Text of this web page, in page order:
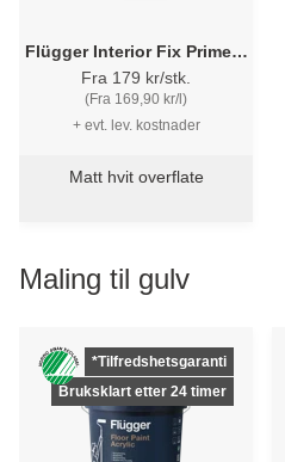
Flügger Interior Fix Primer -
Heftgrunning
Fra 179 kr/stk.
(Fra 169,90 kr/l)
+ evt. lev. kostnader
Matt hvit overflate
Maling til gulv
*Tilfredshetsgaranti
Bruksklart etter 24 timer